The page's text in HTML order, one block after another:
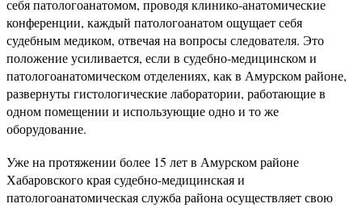
себя патологоанатомом, проводя клинико-анатомические
конференции, каждый патологоанатом ощущает себя
судебным медиком, отвечая на вопросы следователя. Это
положение усиливается, если в судебно-медицинском и
патологоанатомическом отделениях, как в Амурском районе,
развернуты гистологические лаборатории, работающие в
одном помещении и использующие одно и то же
оборудование.
Уже на протяжении более 15 лет в Амурском районе
Хабаровского края судебно-медицинская и
патологоанатомическая служба района осуществляет свою